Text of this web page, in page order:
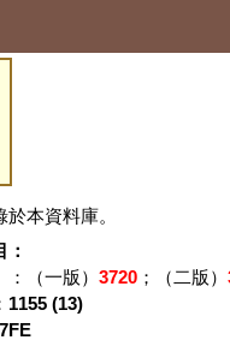
於本資料庫。
：（一版） 3720；（二版）
1155 (13)